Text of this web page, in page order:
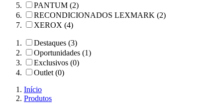
PANTUM (2)
RECONDICIONADOS LEXMARK (2)
XEROX (4)
Destaques (3)
Oportunidades (1)
Exclusivos (0)
Outlet (0)
Início
Produtos